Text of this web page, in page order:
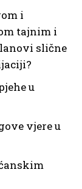
i
tajnim i
slične
u
vjere u